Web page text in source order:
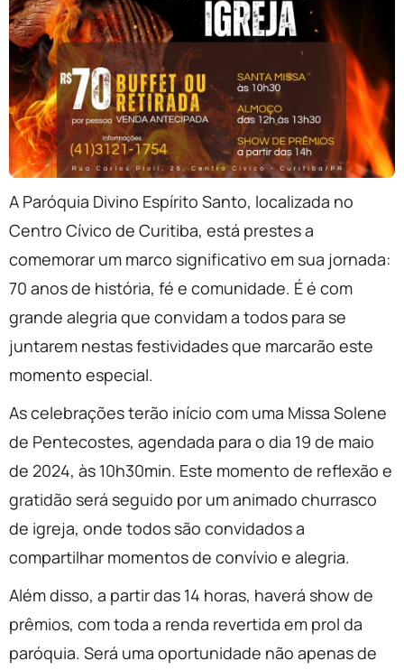
A Paróquia Divino Espírito Santo, localizada no
Centro Cívico de Curitiba, está prestes a
comemorar um marco significativo em sua jornada:
70 anos de história, fé e comunidade. É é com
grande alegria que convidam a todos para se
juntarem nestas festividades que marcarão este
momento especial.
As celebrações terão início com uma Missa Solene
de Pentecostes, agendada para o dia 19 de maio
de 2024, às 10h30min. Este momento de reflexão e
gratidão será seguido por um animado churrasco
de igreja, onde todos são convidados a
compartilhar momentos de convívio e alegria.
Além disso, a partir das 14 horas, haverá show de
prêmios, com toda a renda revertida em prol da
paróquia. Será uma oportunidade não apenas de